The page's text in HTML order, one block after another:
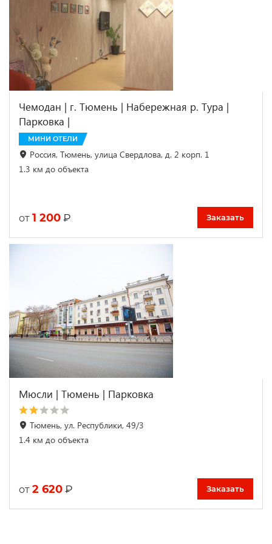
Чемодан | г. Тюмень | Набережная р. Тура |
Парковка |
МИНИ ОТЕЛИ
Россия, Тюмень, улица Свердлова, д. 2 корп. 1
1.3 км до объекта
от 1 200 ₽ Заказать
Мюсли | Тюмень | Парковка
Тюмень, ул. Республики, 49/3
1.4 км до объекта
от 2 620 ₽ Заказать